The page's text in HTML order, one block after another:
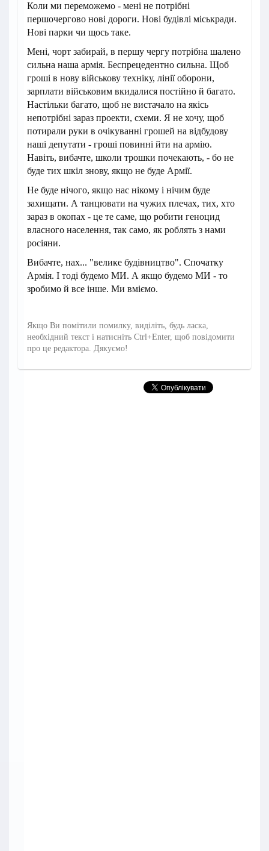
Коли ми переможемо - мені не потрібні
першочергово нові дороги. Нові будівлі міськради.
Нові парки чи щось таке.
Мені, чорт забирай, в першу чергу потрібна шалено
сильна наша армія. Беспрецедентно сильна. Щоб
гроші в нову військову техніку, лінії оборони,
зарплати військовим вкидалися постійно й багато.
Настільки багато, щоб не вистачало на якісь
непотрібні зараз проекти, схеми. Я не хочу, щоб
потирали руки в очікуванні грошей на відбудову
наші депутати - гроші повинні йти на армію.
Навіть, вибачте, школи трошки почекають, - бо не
буде тих шкіл знову, якщо не буде Армії.
Не буде нічого, якщо нас нікому і нічим буде
захищати. А танцювати на чужих плечах, тих, хто
зараз в окопах - це те саме, що робити геноцид
власного населення, так само, як роблять з нами
росіяни.
Вибачте, нах... "велике будівництво". Спочатку
Армія. І тоді будемо МИ. А якщо будемо МИ - то
зробимо й все інше. Ми вміємо.
Якщо Ви помітили помилку, виділіть, будь ласка,
необхідний текст і натисніть Ctrl+Enter, щоб повідомити
про це редактора. Дякуємо!